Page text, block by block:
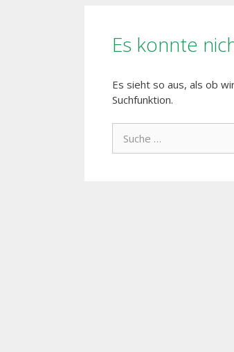
Es konnte
Es sieht so aus, als ob
Suchfunktion.
nach: